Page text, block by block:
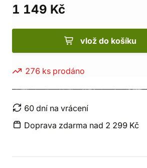
1 149 Kč
vlož do košíku
276 ks prodáno
60 dní na vrácení
Doprava zdarma nad 2 299 Kč